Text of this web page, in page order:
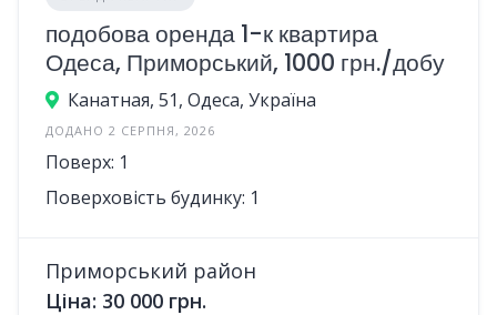
подобова оренда 1-к квартира
Одеса, Приморський, 1000 грн./добу
Канатная, 51, Одеса, Україна
ДОДАНО 2 СЕРПНЯ, 2026
Поверх: 1
Поверховість будинку: 1
Приморський район
Ціна: 30 000 грн.